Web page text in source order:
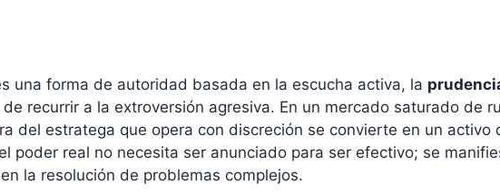
una forma de autoridad basada en la escucha activa, la
recurrir a la extroversión agresiva. En un mercado saturado de
del estratega que opera con discreción se convierte en un activo
poder real no necesita ser anunciado para ser efectivo; se
la resolución de problemas complejos.